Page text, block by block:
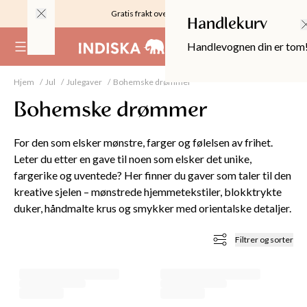
Gratis frakt over 999KR
( 0)
Handlekurv
Handlevognen din er
Hjem Jul Julegaver Bohemske drømmer
Bohemske drømmer
For den som elsker mønstre, farger og følelsen av frihet.
Leter du etter en gave til noen som elsker det unike,
fargerike og uventede? Her finner du gaver som taler til den
kreative sjelen – mønstrede hjemmetekstiler, blokktrykte
duker, håndmalte krus og smykker med orientalske detaljer.
Filtrer og sorter